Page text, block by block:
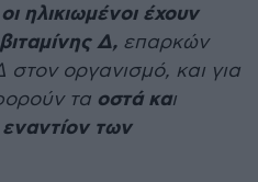
οι ηλικιωμένοι έχουν
Δ, επαρκών
στον οργανισμό, και για
τα οστά και
των